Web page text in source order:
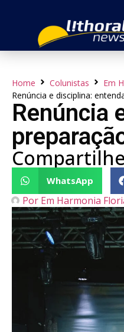
Home Colunistas
Em
Renúncia e disciplina:
Renúncia
WhatsApp
Por Em Harmonia